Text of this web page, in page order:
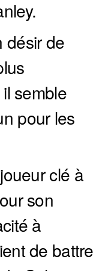
désir de
semble
pour les
clé à
son
à
de battre